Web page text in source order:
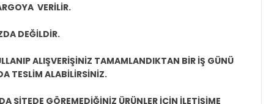
VERİLİR.
DEĞİLDİR.
ALIŞVERİŞİNİZ TAMAMLANDIKTAN BİR İŞ GÜNÜ
TESLİM ALABİLİRSİNİZ.
SİTEDE GÖREMEDİĞİNİZ ÜRÜNLER İÇİN İLETİŞİME